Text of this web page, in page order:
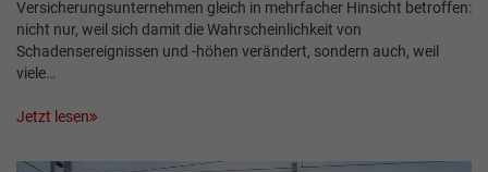
Versicherungsunternehmen gleich in mehrfacher Hinsicht betroffen:
nicht nur, weil sich damit die Wahrscheinlichkeit von
Schadensereignissen und -höhen verändert, sondern auch, weil
viele…
Jetzt lesen